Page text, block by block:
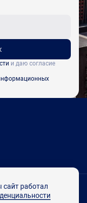
и даю согласие
данныхработал